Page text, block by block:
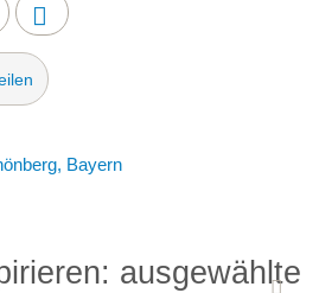
ausgewählte